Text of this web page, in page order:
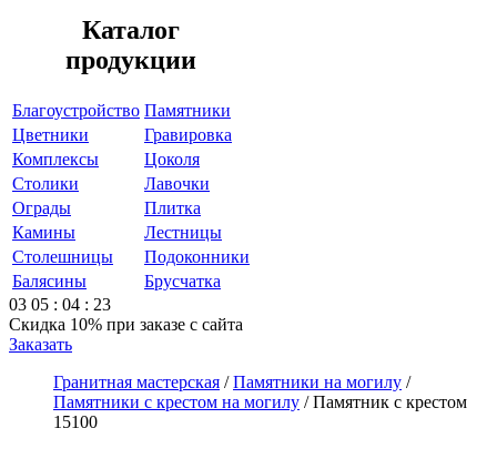
Каталог
продукции
Благоустройство Памятники
Цветники
Гравировка
Комплексы
Цоколя
Столики
Лавочки
Ограды
Плитка
Камины
Лестницы
Столешницы
Подоконники
Балясины
Брусчатка
03 05 : 04 : 23
Скидка 10% при заказе с сайта
Заказать
Гранитная мастерская /Памятники на могилу /
Памятники с крестом на могилу /Памятник с крестом
15100